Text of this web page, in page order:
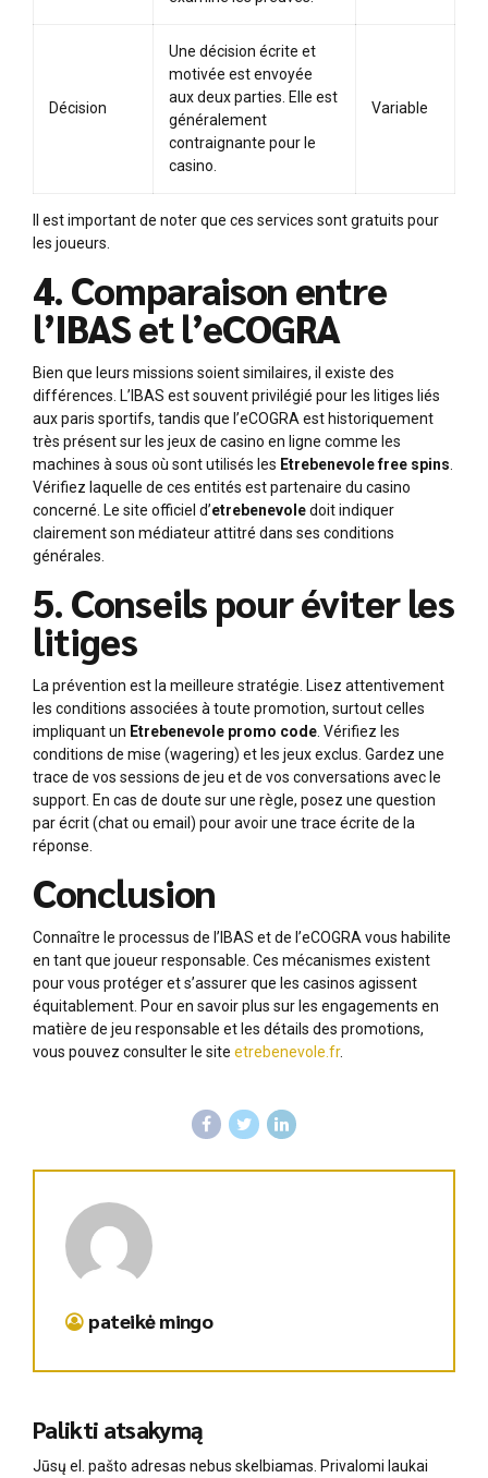
Décision
Une décision écrite et
motivée est envoyée
aux deux parties. Elle est
généralement
contraignante pour le
casino.
Variable
Il est important de noter que ces services sont gratuits pour
les joueurs.
4. Comparaison entre
l’IBAS et l’eCOGRA
Bien que leurs missions soient similaires, il existe des
différences. L’IBAS est souvent privilégié pour les litiges liés
aux paris sportifs, tandis que l’eCOGRA est historiquement
très présent sur les jeux de casino en ligne comme les
machines à sous où sont utilisés les Etrebenevole free spins
Vérifiez laquelle de ces entités est partenaire du casino
concerné. Le site officiel d’etrebenevoledoit indiquer
clairement son médiateur attitré dans ses conditions
générales.
5. Conseils pour éviter les
litiges
La prévention est la meilleure stratégie. Lisez attentivement
les conditions associées à toute promotion, surtout celles
impliquant un Etrebenevole promo code . Vérifiez les
conditions de mise (wagering) et les jeux exclus. Gardez une
trace de vos sessions de jeu et de vos conversations avec le
support. En cas de doute sur une règle, posez une question
par écrit (chat ou email) pour avoir une trace écrite de la
réponse.
Conclusion
Connaître le processus de l’IBAS et de l’eCOGRA vous habilite
en tant que joueur responsable. Ces mécanismes existent
pour vous protéger et s’assurer que les casinos agissent
équitablement. Pour en savoir plus sur les engagements en
matière de jeu responsable et les détails des promotions,
vous pouvez consulter le site etrebenevole.fr.
pateikė mingo
Palikti atsakymą
Jūsų el. pašto adresas nebus skelbiamas. Privalomi laukai